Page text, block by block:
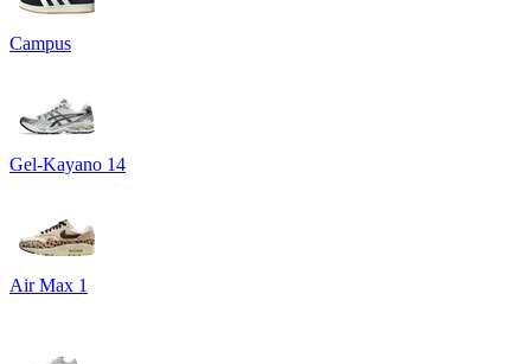
Campus
Gel-Kayano 14
Air Max 1